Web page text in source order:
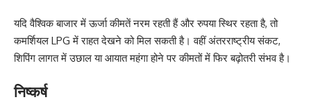
यदि वैश्विक बाजार में ऊर्जा कीमतें नरम रहती हैं और रुपया स्थिर रहता है, तो
कमर्शियल LPG में राहत देखने को मिल सकती है। वहीं अंतरराष्ट्रीय संकट,
शिपिंग लागत में उछाल या आयात महंगा होने पर कीमतों में फिर बढ़ोतरी संभव है।
निष्कर्ष